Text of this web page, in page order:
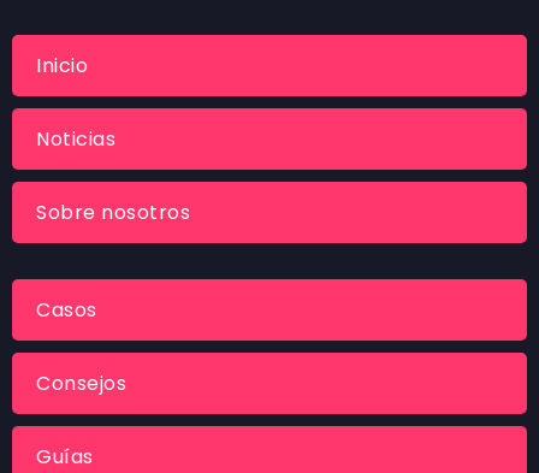
Inicio
Noticias
Sobre nosotros
Casos
Consejos
Guías